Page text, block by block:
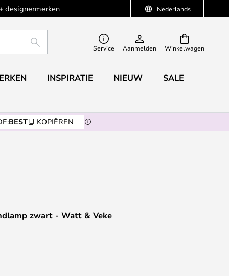
Nederlands
designermerken
Winkelwagen
ZOEKEN Service Aanmelden
INSPIRATIE NIEUW SALE
BEST KOPIËREN
zwart - Watt & Veke